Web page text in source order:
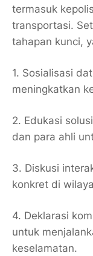
termasuk
transportasi.
tahapan kunci,
1. Sosialisasi
meningkatkan
2. Edukasi
dan para ahli
3. Diskusi
konkret di
4. Deklarasi
untuk
keselamatan.